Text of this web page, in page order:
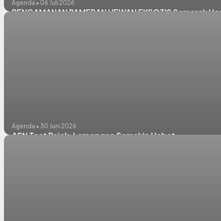
Agenda • 06 Juli 2026
PENGAMANAN PAMERAN HEWAN EKSOTIS Semarak
Agenda • 30 Juni 2026
ASN Taat Pajak, Lamongan Semakin Hebat